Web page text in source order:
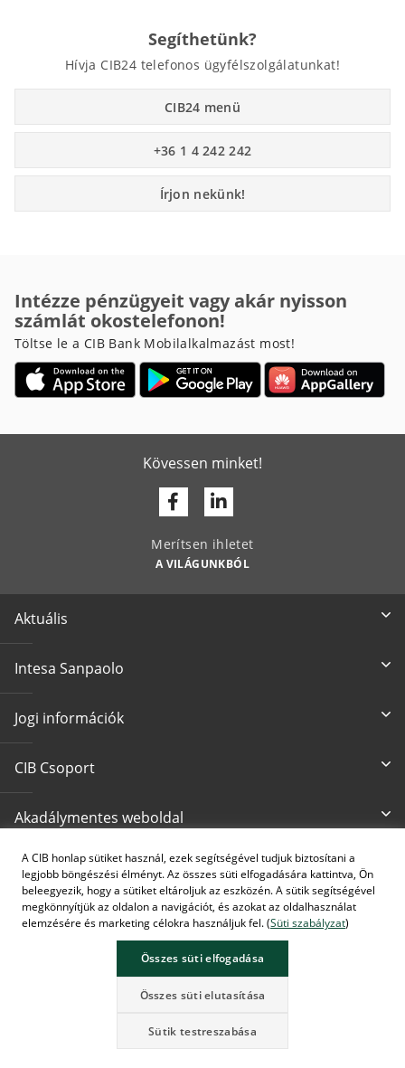
A CIB honlap sütiket használ, ezek segítségével tudjuk biztosítani a
legjobb böngészési élményt. Az összes süti elfogadására kattintva, Ön
beleegyezik, hogy a sütiket eltároljuk az eszközén. A sütik segítségével
megkönnyítjük az oldalon a navigációt, és azokat az oldalhasználat
elemzésére és marketing célokra használjuk fel. (Süti szabályzat)
Összes süti elfogadása
Összes süti elutasítása
Sütik testreszabása
Segíthetünk?
Hívja CIB24 telefonos ügyfélszolgálatunkat!
CIB24 menü
+36 1 4 242 242
Írjon nekünk!
Intézze pénzügyeit vagy akár nyisson
számlát okostelefonon!
Töltse le a CIB Bank Mobilalkalmazást most!
Kövessen minket!
FacebookLinkedin
Merítsen ihletet
A VILÁGUNKBÓL
Aktuális
Intesa Sanpaolo
Jogi információk
CIB Csoport
Akadálymentes weboldal
Írjon nekünk
cib@cib.hu
CIB24 ügyfélszolgálat
(+36 1) 4 242 242